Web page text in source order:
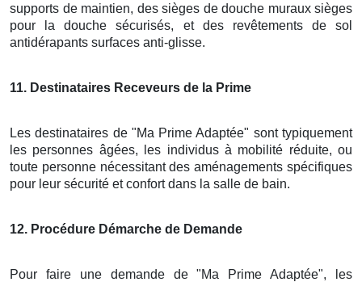
supports de maintien, des sièges de douche muraux sièges
pour la douche sécurisés, et des revêtements de sol
antidérapants surfaces anti-glisse.
11. Destinataires Receveurs de la Prime
Les destinataires de "Ma Prime Adaptée" sont typiquement
les personnes âgées, les individus à mobilité réduite, ou
toute personne nécessitant des aménagements spécifiques
pour leur sécurité et confort dans la salle de bain.
12. Procédure Démarche de Demande
Pour faire une demande de "Ma Prime Adaptée", les